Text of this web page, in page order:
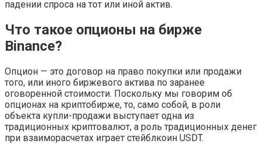
падении спроса на тот или иной актив.
Что такое опционы на бирже
Binance?
Опцион — это договор на право покупки или продажи
того, или иного биржевого актива по заранее
оговоренной стоимости. Поскольку мы говорим об
опционах на криптобирже, то, само собой, в роли
объекта купли-продажи выступает одна из
традиционных криптовалют, а роль традиционных денег
при взаиморасчетах играет стейблкоин USDT.